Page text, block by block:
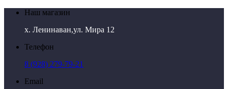
Наш магазин
х. Ленинаван,ул. Мира 12
Телефон
8 (928) 279-79-21
Email